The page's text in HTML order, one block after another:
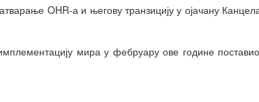
OHR-а и његову транзицију у ојачану
мира у фебруару ове године